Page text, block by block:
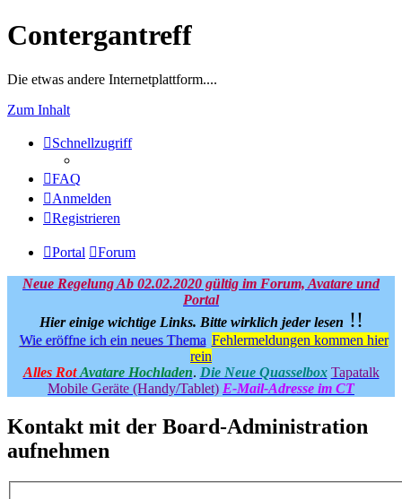
Contergantreff
Die etwas andere Internetplattform....
Zum Inhalt
Schnellzugriff
FAQ
Anmelden
Registrieren
Portal Forum
Neue Regelung Ab 02.02.2020 gültig im Forum, Avatare und
Portal
Hier einige wichtige Links. Bitte wirklich jeder lesen !!
Wie eröffne ich ein neues Thema Fehlermeldungen kommen hier
rein
Alles Rot Avatare Hochladen. Die Neue Quasselbox Tapatalk
Mobile Geräte (Handy/Tablet) E-Mail-Adresse im CT
Kontakt mit der Board-Administration
aufnehmen